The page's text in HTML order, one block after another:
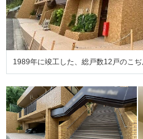
1989年に竣工した、総戸数12戸のこぢ